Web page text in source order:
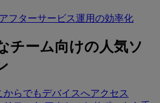
アフターサービス運用の効率化
チーム向けの人気ソ
からでもデバイスへアクセス